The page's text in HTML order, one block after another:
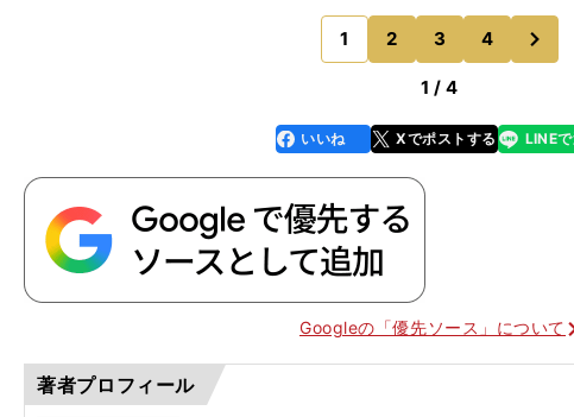
ったとか。 それが中学２年の時だったのですが、当時通っ
の規定で、（平日開催
1 2 3 4
のページへ
1 / 4
faceboo
k
いいね Xでポストする
line LINE
Googleの「優先ソース」について
著者プロフィール